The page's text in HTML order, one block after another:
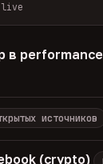
live
— роль,
через 30 дней.
—методология
в
источников
(crypto)